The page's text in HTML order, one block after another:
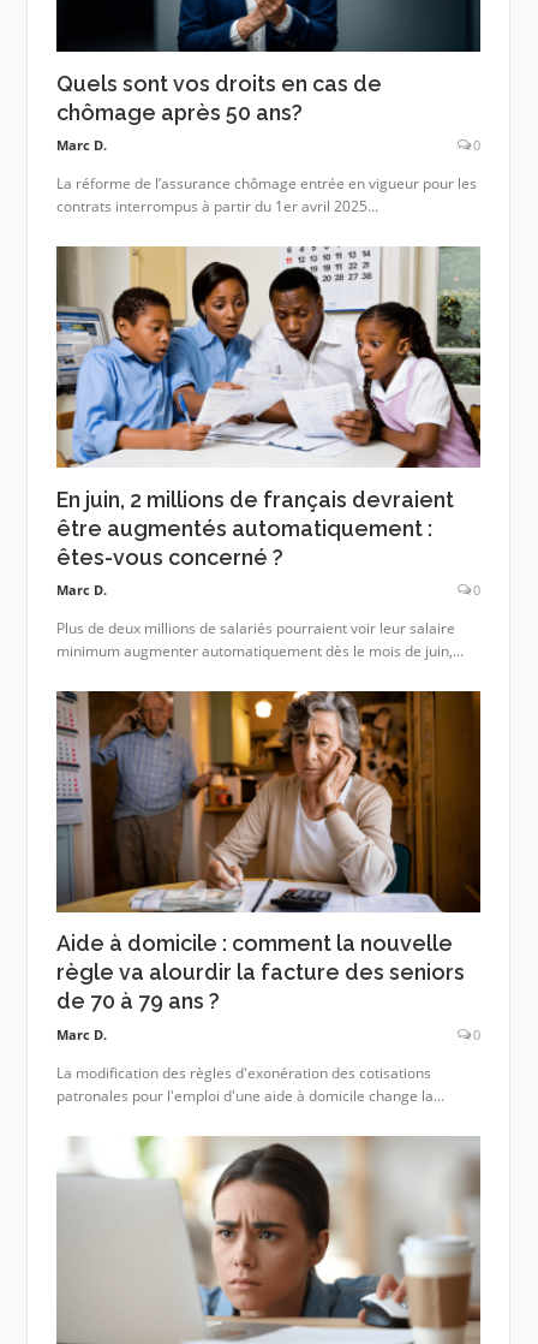
Quels sont vos droits en cas de
chômage après 50 ans?
Marc D. 0
La réforme de l’assurance chômage entrée en vigueur pour les
contrats interrompus à partir du 1er avril 2025...
En juin, 2 millions de français devraient
être augmentés automatiquement :
êtes-vous concerné ?
Marc D. 0
Plus de deux millions de salariés pourraient voir leur salaire
minimum augmenter automatiquement dès le mois de juin,...
Aide à domicile : comment la nouvelle
règle va alourdir la facture des seniors
de 70 à 79 ans ?
Marc D. 0
La modification des règles d'exonération des cotisations
patronales pour l'emploi d'une aide à domicile change la...